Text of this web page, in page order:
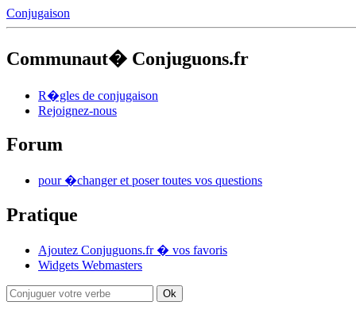
Conjugaison
Communaut� Conjuguons.fr
R�gles de conjugaison
Rejoignez-nous
Forum
pour �changer et poser toutes vos questions
Pratique
Ajoutez Conjuguons.fr � vos favoris
Widgets Webmasters